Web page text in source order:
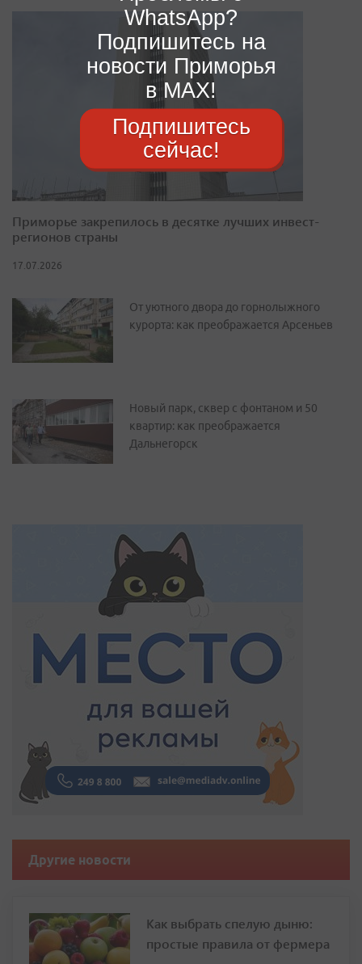
Приморье закрепилось в десятке лучших инвест-
регионов страны
17.07.2026
От уютного двора до горнолыжного
курорта: как преображается Арсеньев
Новый парк, сквер с фонтаном и 50
квартир: как преображается
Дальнегорск
Другие новости
Как выбрать спелую дыню:
простые правила от фермера
WhatsApp?
Подпишитесь на
новости Приморья
в MAX!
Подпишитесь
сейчас!